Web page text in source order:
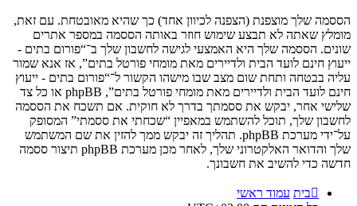
הססמה שלך מוצפנת (הצפנה לכיוון אחד) כך שהיא מאובטחת. עם זאת,
מומלץ שאתה לא תבצע שימוש חוזר באותה הססמה במספר אתרים
שונים. הססמה שלך היא האמצעי לגישה לחשבון שלך ב־“פורום בתים -
ייעוץ חינם לועד הבית ולדיירים מאת מומחי פורטל בתים”, אז אנא שמור
עליה בבטחה ותחת שום מצב שבו מישהו הקשור ל־“פורום בתים - ייעוץ
חינם לועד הבית ולדיירים מאת מומחי פורטל בתים”, phpBB או כל צד
שלישי אחר, יבקש את ססמתך בדרך לא חוקית. אם תשכח את הססמה
לחשבון שלך, תוכל להשתמש במאפיין “שכחתי את ססמתי” המסופק
על־ידי מערכת phpBB. תהליך זה יבקש ממך להזין את שם המשתמש
שלך והדואר האלקטרוני שלך, לאחר מכן מערכת phpBB תיצור ססמה
חדשה כדי להשיב את חשבונך.
בית עמוד ראשי